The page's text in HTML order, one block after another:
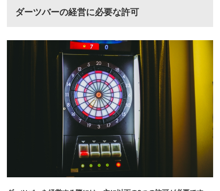
ダーツバーの経営に必要な許可